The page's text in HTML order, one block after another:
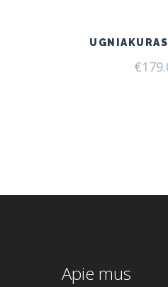
€
Apie mus